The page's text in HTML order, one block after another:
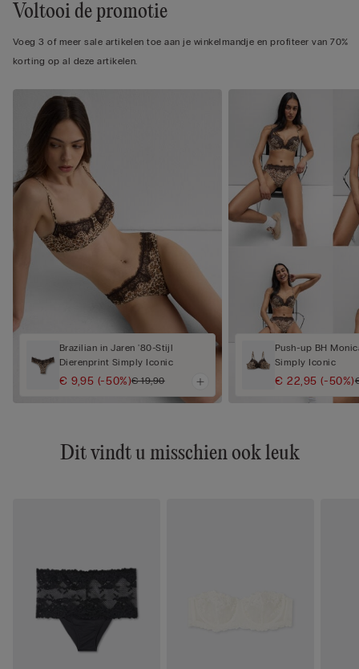
Voltooi de promotie
Voeg 3 of meer sale artikelen toe aan je winkelmandje en profiteer van 70%
korting op al deze artikelen.
Brazilian in Jaren '80-Stijl
Dierenprint Simply Iconic
€ 9,95 (-50%)€ 19,90
Push-up BH
Simply Iconic
€ 22,95(-50%)
Dit vindt u misschien ook leuk